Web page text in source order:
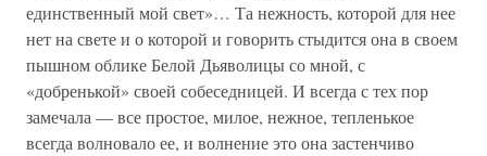
единственный мой свет»… Та нежность, которой для нее
нет на свете и о которой и говорить стыдится она в своем
пышном облике Белой Дьяволицы со мной, с
«добренькой» своей собеседницей. И всегда с тех пор
замечала — все простое, милое, нежное, тепленькое
всегда волновало ее, и волнение это она застенчиво